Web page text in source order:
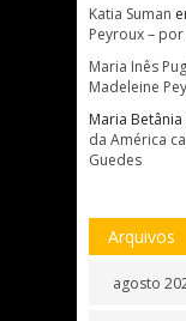
Katia Suman
Peyroux –
Maria Inês
Madeleine
Maria
da América
Guedes
Arquivos
agosto